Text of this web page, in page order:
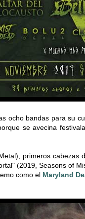
ocho bandas para su
se avecina
primeros
(2019, Seasons of
como el Maryland